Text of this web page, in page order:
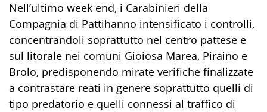
Nell’ultimo week end, i Carabinieri della
Compagnia di Pattihanno intensificato i controlli,
concentrandoli soprattutto nel centro pattese e
sul litorale nei comuni Gioiosa Marea, Piraino e
Brolo, predisponendo mirate verifiche finalizzate
a contrastare reati in genere soprattutto quelli di
tipo predatorio e quelli connessi al traffico di